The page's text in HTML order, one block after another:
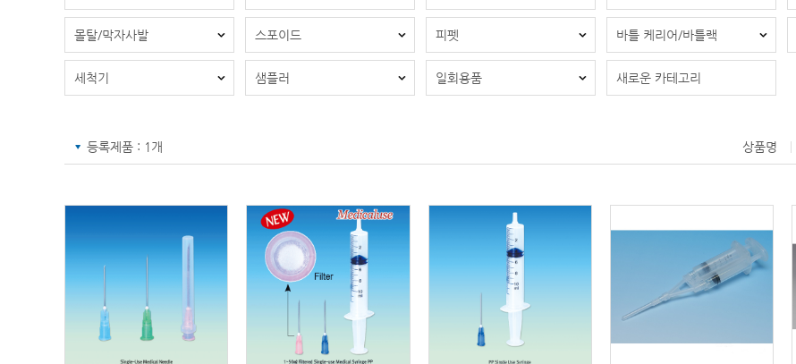
몰탈/막자사발 스포이드 피펫 바틀 케리어/바틀랙
세척기 샘플러 일회용품 새로운 카테고리
등록제품 : 1개 상품명